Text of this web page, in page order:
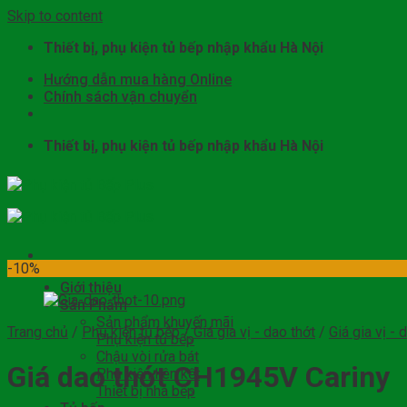
Skip to content
Thiết bị, phụ kiện tủ bếp nhập khẩu Hà Nội
Hướng dẫn mua hàng Online
Chính sách vận chuyển
Thiết bị, phụ kiện tủ bếp nhập khẩu Hà Nội
Giới thiệu
Sản Phẩm
Sản phẩm khuyến mãi
Phụ kiện tủ bếp
Chậu vòi rửa bát
Phụ kiện liên kết
Thiết bị nhà bếp
-10%
Trang chủ / Phụ kiện tủ bếp / Giá gia vị - dao thớt / Giá gia vị -
Giá dao thớt CH1945V Cariny